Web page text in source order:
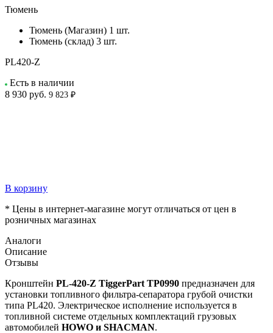
Тюмень
Тюмень (Магазин) 1 шт.
Тюмень (склад) 3 шт.
PL420-Z
Есть в наличии
8 930 руб. 9 823 ₽
В корзину
* Цены в интернет-магазине могут отличаться от цен в
розничных магазинах
Аналоги
Описание
Отзывы
Кронштейн PL-420-Z TiggerPart TP0990 предназначен для
установки топливного фильтра-сепаратора грубой очистки
типа PL420. Электрическое исполнение используется в
топливной системе отдельных комплектаций грузовых
автомобилей HOWO и SHACMAN.